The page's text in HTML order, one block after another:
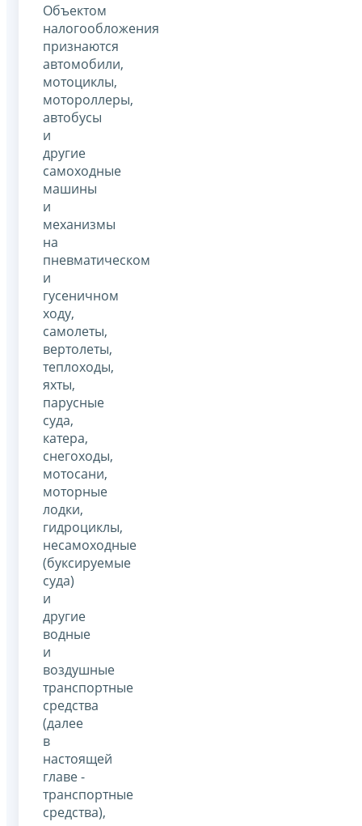
Объектом
налогообложения
признаются
автомобили,
мотоциклы,
мотороллеры,
автобусы
и
другие
самоходные
машины
и
механизмы
на
пневматическом
и
гусеничном
ходу,
самолеты,
вертолеты,
теплоходы,
яхты,
парусные
суда,
катера,
снегоходы,
мотосани,
моторные
лодки,
гидроциклы,
несамоходные
(буксируемые
суда)
и
другие
водные
и
воздушные
транспортные
средства
(далее
в
настоящей
главе -
транспортные
средства),